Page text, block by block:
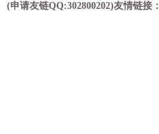
(申请友链QQ:302800202)友情链接：